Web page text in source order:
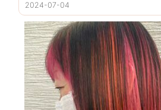
2024-07-04